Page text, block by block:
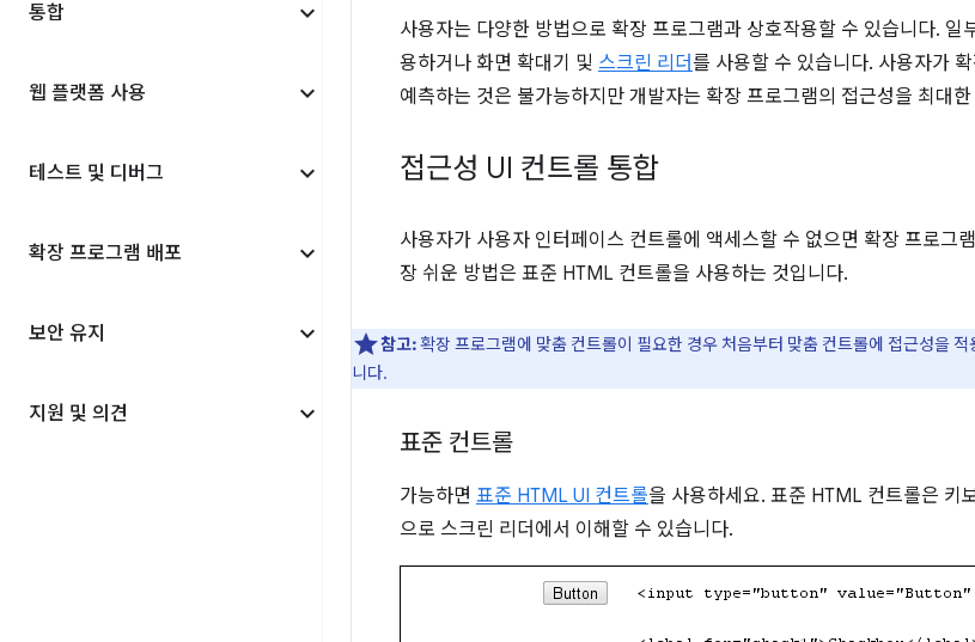
통합
웹 플랫폼 사용
테스트 및 디버그
확장 프로그램 배포
보안 유지
지원 및 의견
사용자는 다양한 방법으로 확장 프로그램과 상호작용할 수 있습니다.
용하거나 화면 확대기 및 스크린 리더를 사용할 수 있습니다. 사용자가
예측하는 것은 불가능하지만 개발자는 확장 프로그램의 접근성을 최대
접근성 UI 컨트롤 통합
사용자가 사용자 인터페이스 컨트롤에 액세스할 수 없으면 확장 프로그
장 쉬운 방법은 표준 HTML 컨트롤을 사용하는 것입니다.
참고:확장 프로그램에 맞춤 컨트롤이 필요한 경우 처음부터 맞춤 컨트롤에 접근성을
니다.
표준 컨트롤
가능하면 표준 HTML UI 컨트롤을 사용하세요. 표준 HTML 컨트롤은 키
으로 스크린 리더에서 이해할 수 있습니다.